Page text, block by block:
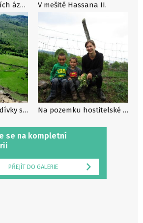
se na kompletní
PŘEJÍT DO GALERIE
Mladá cizinka v očích ázerbájdžánských mužů V mešitě Hassana II.
Cesty kudy mladé dívky samy nechodí Na pozemku hostitelské rodiny – 50m od domu čili na nejvzdálenějším možném místě pro procházky pro ženy